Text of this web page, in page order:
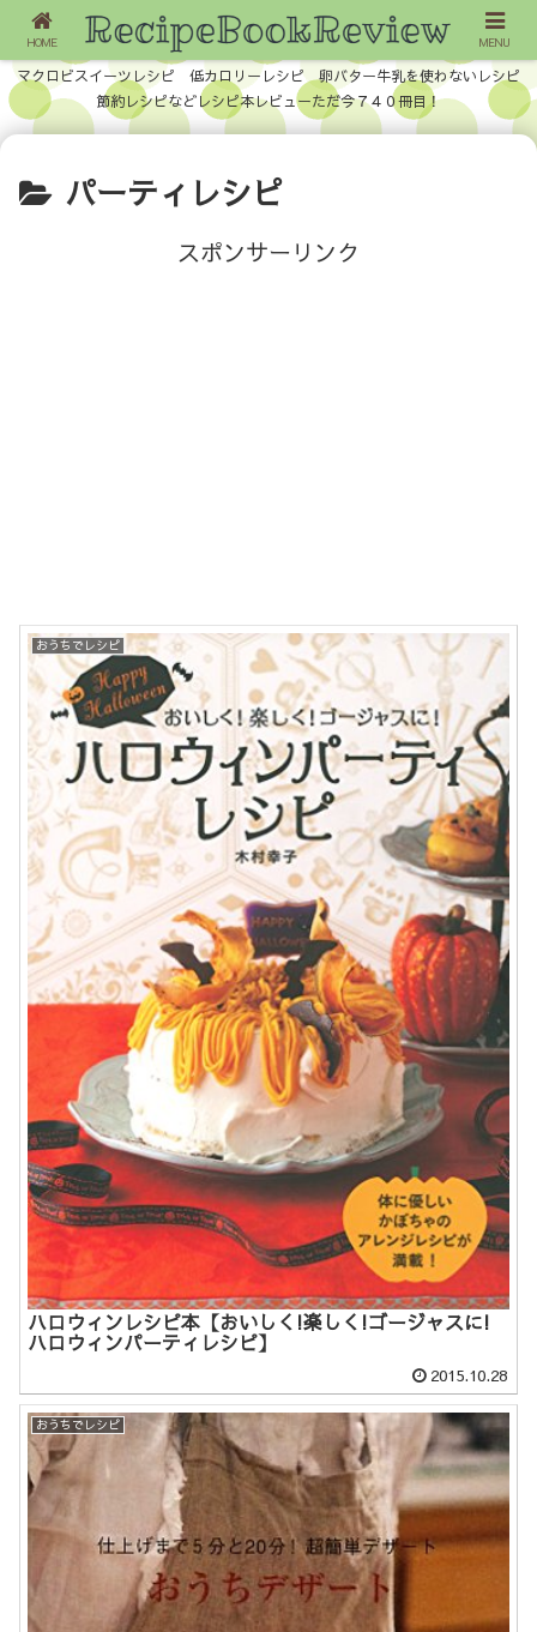
マクロビスイーツレシピ 低カロリーレシピ 卵バター牛乳を使わないレシピ
節約レシピなどレシピ本レビューただ今７４０冊目！
パーティレシピ
スポンサーリンク
おうちでレシピ
ハロウィンレシピ本【おいしく!楽しく!ゴージャスに!
ハロウィンパーティレシピ】
2015.10.28
おうちでレシピ
HOME MENU